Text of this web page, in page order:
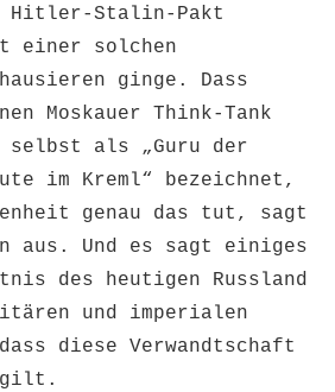
Hitler-Stalin-Pakt
einer solchen
ginge. Dass
Moskauer Think-Tank
als „Guru der
im Kreml“ bezeichnet,
genau das tut, sagt
aus. Und es sagt einiges
des heutigen Russland
und imperialen
diese Verwandtschaft
gilt.